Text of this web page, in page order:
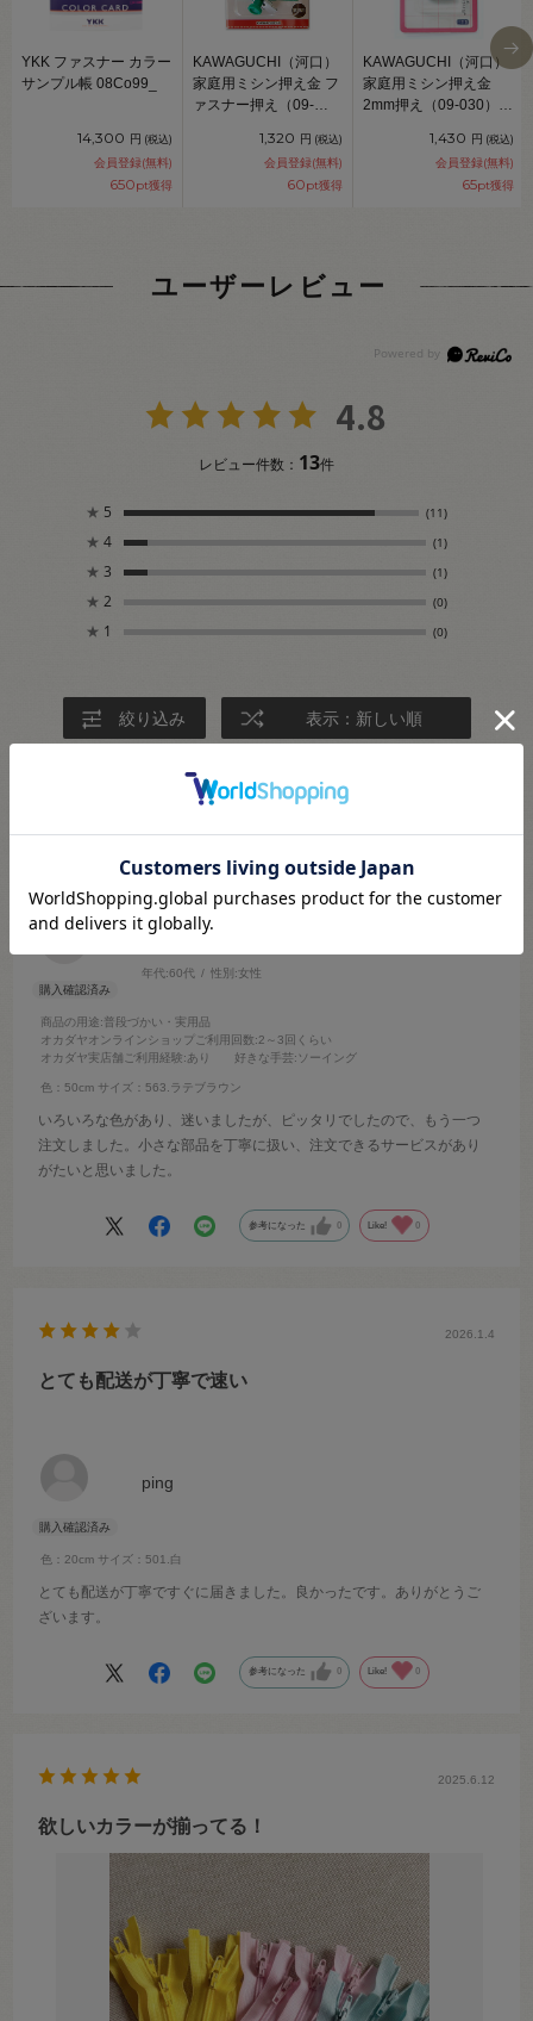
YKK ファスナー カラー
サンプル帳 08Co99_
14,300 円 (税込)
会員登録(無料)
650pt獲得
KAWAGUCHI（河口）
家庭用ミシン押え金 フ
ァスナー押え（09-
1,320 円 (税込)
会員登録(無料)
60pt獲得
KAWAGUCHI（河口）
家庭用ミシン押え金
2mm押え（09-030）
1,430 円 (税込)
会員登録(無料)
65pt獲得
ユーザーレビュー
4.8
レビュー件数： 13件
★ 5 (11)
★ 4 (1)
★ 3 (1)
★ 2 (0)
★ 1 (0)
絞り込み 表示：新しい順
年代:60代 性別:女性
商品の用途:普段づかい・実用品
オカダヤオンラインショップご利用回数:2～3回くらい
オカダヤ実店舗ご利用経験:あり 好きな手芸:ソーイング
色：50cm サイズ：563.ラテブラウン
いろいろな色があり、迷いましたが、ピッタリでしたので、もう一つ
注文しました。小さな部品を丁寧に扱い、注文できるサービスがあり
がたいと思いました。
参考になった 0 Like! 0
ping
色：20cm サイズ：501.白
2026.1.4
とても配送が丁寧で速い
とても配送が丁寧ですぐに届きました。良かったです。ありがとうご
ざいます。
参考になった 0 Like! 0
2025.6.12
欲しいカラーが揃ってる！